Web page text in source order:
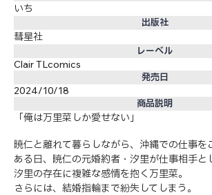
いち
出版社
彗星社
レーベル
Clair TLcomics
発売日
2024/10/18
商品説明
「俺は万里菜しか愛せない」
暁仁と離れて暮らしながら、沖縄での仕事を
ある日、暁仁の元婚約者・汐里が仕事相手と
汐里の存在に複雑な感情を抱く万里菜。
さらには、結婚指輪まで紛失してしまう。